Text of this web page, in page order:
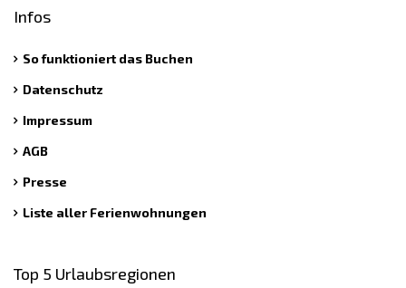
Infos
So funktioniert das Buchen
Datenschutz
Impressum
AGB
Presse
Liste aller Ferienwohnungen
Top 5 Urlaubsregionen